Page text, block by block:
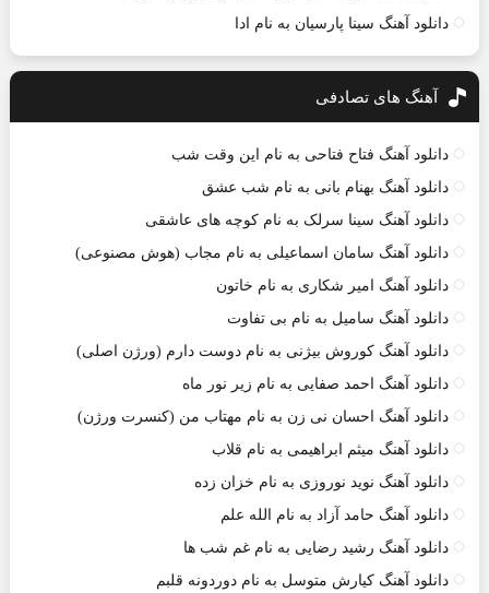
دانلود آهنگ سینا پارسیان به نام ادا
آهنگ های تصادفی
دانلود آهنگ فتاح فتاحی به نام این وقت شب
دانلود آهنگ بهنام بانی به نام شب عشق
دانلود آهنگ سینا سرلک به نام کوچه های عاشقی
دانلود آهنگ سامان اسماعیلی به نام مجاب (هوش مصنوعی)
دانلود آهنگ امیر شکاری به نام خاتون
دانلود آهنگ سامیل به نام بی تفاوت
دانلود آهنگ کوروش بیژنی به نام دوست دارم (ورژن اصلی)
دانلود آهنگ احمد صفایی به نام زیر نور ماه
دانلود آهنگ احسان نی زن به نام مهتاب من (کنسرت ورژن)
دانلود آهنگ میثم ابراهیمی به نام قلاب
دانلود آهنگ نوید نوروزى به نام خزان زده
دانلود آهنگ حامد آزاد به نام الله علم
دانلود آهنگ رشید رضایی به نام غم شب ها
دانلود آهنگ کیارش متوسل به نام دوردونه قلبم